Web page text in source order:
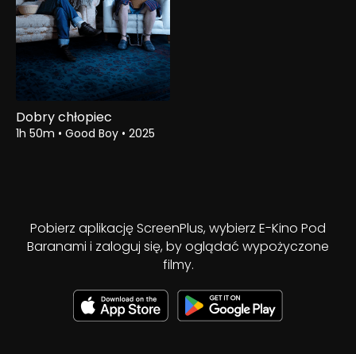
Dobry chłopiec
1h 50m • Good Boy • 2025
Pobierz aplikację ScreenPlus, wybierz E-Kino Pod
Baranami i zaloguj się, by oglądać wypożyczone
filmy.